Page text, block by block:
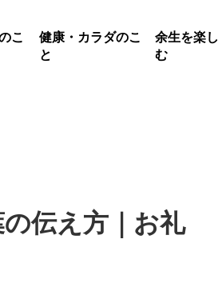
こ
健康・カラダのこ
と
余生を楽し
む
伝え方｜お礼